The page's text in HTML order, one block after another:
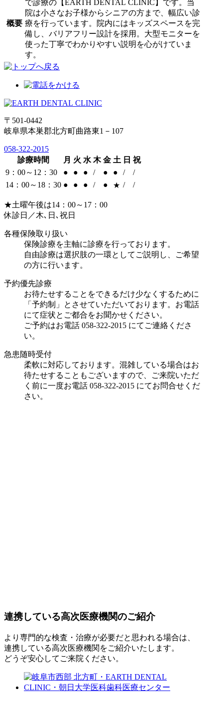
概要
で診療の【EARTH DENTAL CLINIC】です。当
院は小さなお子様からシニアの方まで、幅広い診
療を行っています。院内にはキッズスペースを完
備し、バリアフリー設計を採用。大型モニターを
使った丁寧でわかりやすい説明を心がけていま
す。
〒501-0442
岐阜県本巣郡北方町曲路東1－107
058-322-2015
診療時間
月 火 水 木 金 土 日 祝
9：00～12：30
● ● ● / ● ● /
/
14：00～18：30 ● ● ● / ● ★ / /
★土曜午後は14：00～17：00
休診日／木､日､祝日
各種保険取り扱い
保険診療を主軸に診療を行っております。
自由診療は選択肢の一環としてご説明し、ご希望
の方に行います。
予約優先診療
お待たせすることをできるだけ少なくするために
「予約制」とさせていただいております。お電話
にて症状とご都合をお聞かせください。
ご予約はお電話 058-322-2015 にてご連絡くださ
い。
急患随時受付
柔軟に対応しております。混雑している場合はお
待たせすることもございますので、ご来院いただ
く前に一度お電話 058-322-2015 にてお問合せくだ
さい。
連携している高次医療機関のご紹介
より専門的な検査・治療が必要だと思われる場合は、
連携している高次医療機関をご紹介いたします。
どうぞ安心してご来院ください。